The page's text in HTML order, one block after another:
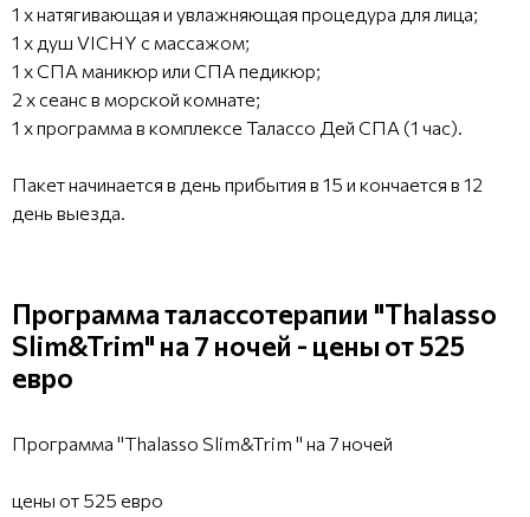
1 x натягивающая и увлажняющая процедура для лица;
1 x душ VICHY с массажом;
1 x СПА маникюр или СПА педикюр;
2 x сеанс в морской комнате;
1 x программа в комплексе Талассо Дей СПА (1 час).
Пакет начинается в день прибытия в 15 и кончается в 12
день выезда.
Программа талассотерапии "Thalasso
Slim&Trim" на 7 ночей - цены от 525
евро
Программа "Thalasso Slim&Trim " на 7 ночей
цены от 525 евро